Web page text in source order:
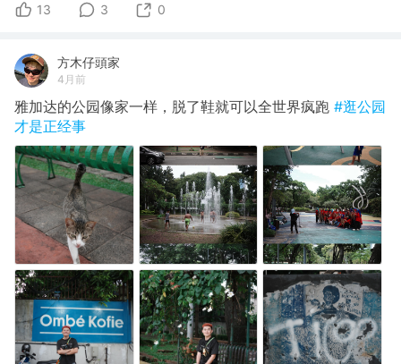
13 3 0
方木仔頭家
4月前
雅加达的公园像家一样，脱了鞋就可以全世界疯跑 #逛公园
才是正经事